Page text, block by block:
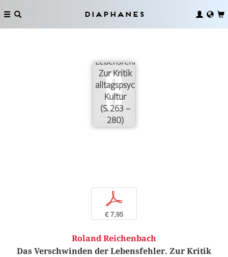
Diaphanes
Das
Lebensfehler.
Zur Kritik
alltagspsychologischer
Kultur
(S. 263 –
280)
p
€ 7,95
Roland Reichenbach
Das Verschwinden der Lebensfehler. Zur Kritik